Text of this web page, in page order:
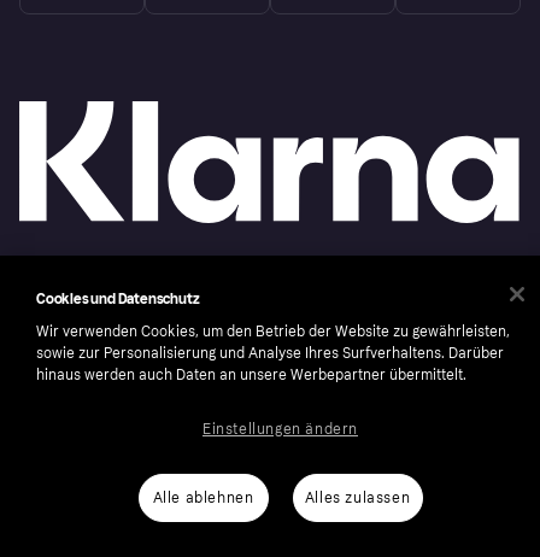
Copyright © 2005-2026 Klarna Bank AB (publ). Headquarters: Stockholm, Sweden. All
rights reserved. Klarna Bank AB (publ). Sveavägen 46, 111 34 Stockholm. Organization
CookiesKlarna.com
Cookies und Datenschutz
Wir verwenden Cookies, um den Betrieb der Website zu gewährleisten,
sowie zur Personalisierung und Analyse Ihres Surfverhaltens. Darüber
hinaus werden auch Daten an unsere Werbepartner übermittelt.
Alle ablehnen Alles zulassen
Einstellungen ändern